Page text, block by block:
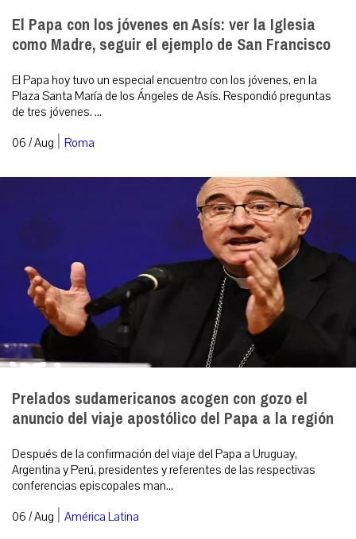
El Papa con los jóvenes en Asís: ver la Iglesia
como Madre, seguir el ejemplo de San Francisco
El Papa hoy tuvo un especial encuentro con los jóvenes, en la
Plaza Santa María de los Ángeles de Asís. Respondió preguntas
de tres jóvenes. ...
06 / Aug | Roma
Prelados sudamericanos acogen con gozo el
anuncio del viaje apostólico del Papa a la región
Después de la confirmación del viaje del Papa a Uruguay,
Argentina y Perú, presidentes y referentes de las respectivas
conferencias episcopales man...
06 / Aug | América Latina